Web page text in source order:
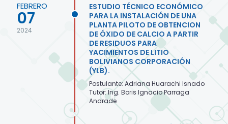
FEBRERO
07
2024
ESTUDIO TÉCNICO ECONÓMICO
PARA LA INSTALACIÓN DE UNA
PLANTA PILOTO DE OBTENCION
DE ÓXIDO DE CALCIO A PARTIR
DE RESIDUOS PARA
YACIMIENTOS DE LITIO
BOLIVIANOS CORPORACIÓN
(YLB).
Postulante: Adriana Huarachi Isnado
Tutor: Ing. Boris Ignacio Parraga
Andrade